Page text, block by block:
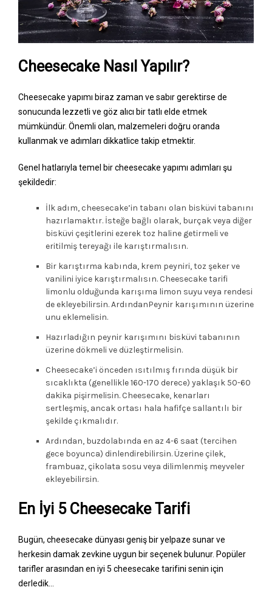
Cheesecake Nasıl Yapılır?
Cheesecake yapımı biraz zaman ve sabır gerektirse de
sonucunda lezzetli ve göz alıcı bir tatlı elde etmek
mümkündür. Önemli olan, malzemeleri doğru oranda
kullanmak ve adımları dikkatlice takip etmektir.
Genel hatlarıyla temel bir cheesecake yapımı adımları şu
şekildedir:
İlk adım, cheesecake’in tabanı olan bisküvi tabanını
hazırlamaktır. İsteğe bağlı olarak, burçak veya diğer
bisküvi çeşitlerini ezerek toz haline getirmeli ve
eritilmiş tereyağı ile karıştırmalısın.
Bir karıştırma kabında, krem peyniri, toz şeker ve
vanilini iyice karıştırmalısın. Cheesecake tarifi
limonlu olduğunda karışıma limon suyu veya rendesi
de ekleyebilirsin. ArdındanPeynir karışımının üzerine
unu eklemelisin.
Hazırladığın peynir karışımını bisküvi tabanının
üzerine dökmeli ve düzleştirmelisin.
Cheesecake’i önceden ısıtılmış fırında düşük bir
sıcaklıkta (genellikle 160-170 derece) yaklaşık 50-60
dakika pişirmelisin. Cheesecake, kenarları
sertleşmiş, ancak ortası hala hafifçe sallantılı bir
şekilde çıkmalıdır.
Ardından, buzdolabında en az 4-6 saat (tercihen
gece boyunca) dinlendirebilirsin. Üzerine çilek,
frambuaz, çikolata sosu veya dilimlenmiş meyveler
ekleyebilirsin.
En İyi 5 Cheesecake Tarifi
Bugün, cheesecake dünyası geniş bir yelpaze sunar ve
herkesin damak zevkine uygun bir seçenek bulunur. Popüler
tarifler arasından en iyi 5 cheesecake tarifini senin için
derledik…